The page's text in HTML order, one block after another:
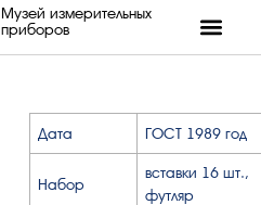
Музей измерительных
приборов
Дата ГОСТ 1989 год
Набор
вставки 16 шт.,
футляр